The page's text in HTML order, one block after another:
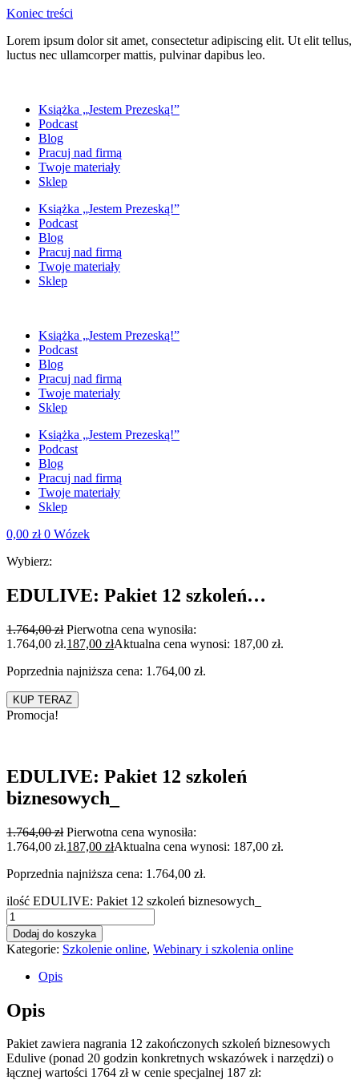
Koniec treści
Lorem ipsum dolor sit amet, consectetur adipiscing elit. Ut elit tellus,
luctus nec ullamcorper mattis, pulvinar dapibus leo.
Książka „Jestem Prezeską!”
Podcast
Blog
Pracuj nad firmą
Twoje materiały
Sklep
Książka „Jestem Prezeską!”
Podcast
Blog
Pracuj nad firmą
Twoje materiały
Sklep
Książka „Jestem Prezeską!”
Podcast
Blog
Pracuj nad firmą
Twoje materiały
Sklep
Książka „Jestem Prezeską!”
Podcast
Blog
Pracuj nad firmą
Twoje materiały
Sklep
0,00 zł 0 Wózek
Wybierz:
EDULIVE: Pakiet 12 szkoleń…
1.764,00zł Pierwotna cena wynosiła:
1.764,00 zł.187,00 złAktualna cena wynosi: 187,00 zł.
Poprzednia najniższa cena: 1.764,00 zł.
KUP TERAZ
Promocja!
EDULIVE: Pakiet 12 szkoleń
biznesowych_
1.764,00zł Pierwotna cena wynosiła:
1.764,00 zł.187,00 złAktualna cena wynosi: 187,00 zł.
Poprzednia najniższa cena: 1.764,00 zł.
ilość EDULIVE: Pakiet 12 szkoleń biznesowych_
Dodaj do koszyka
Kategorie: Szkolenie online, Webinary i szkolenia online
Opis
Opis
Pakiet zawiera nagrania 12 zakończonych szkoleń biznesowych
Edulive (ponad 20 godzin konkretnych wskazówek i narzędzi) o
łącznej wartości 1764 zł w cenie specjalnej 187 zł: